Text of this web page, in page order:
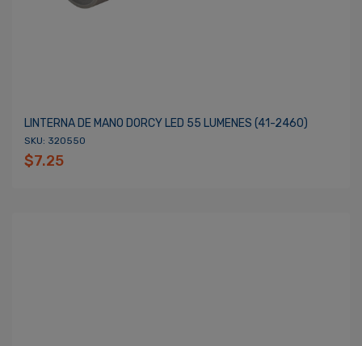
LINTERNA DE MANO DORCY LED 55 LUMENES (41-2460)
SKU: 320550
$7.25